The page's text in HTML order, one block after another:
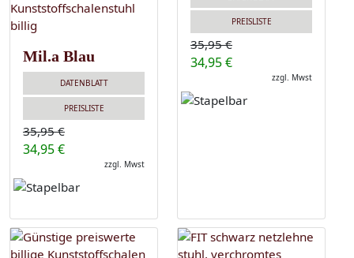
Mil.a Blau
DATENBLATT
PREISLISTE
35,95 €
34,95 €
zzgl. Mwst
PREISLISTE
35,95 €
34,95 €
zzgl. Mwst